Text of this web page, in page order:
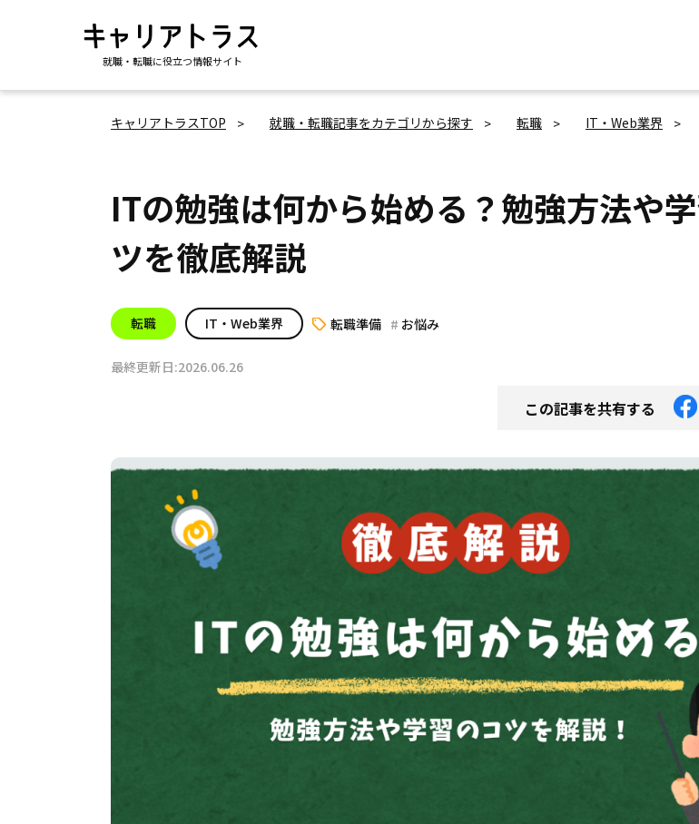
就職・転職に役立つ情報サイト
キャリアトラスTOP 就職・転職記事をカテゴリから探す 転職 IT・Web業界
ITの勉強は何から始める？勉強方法や
ツを徹底解説
転職 IT・Web業界 転職準備 お悩み
最終更新日:2026.06.26
この記事を共有する